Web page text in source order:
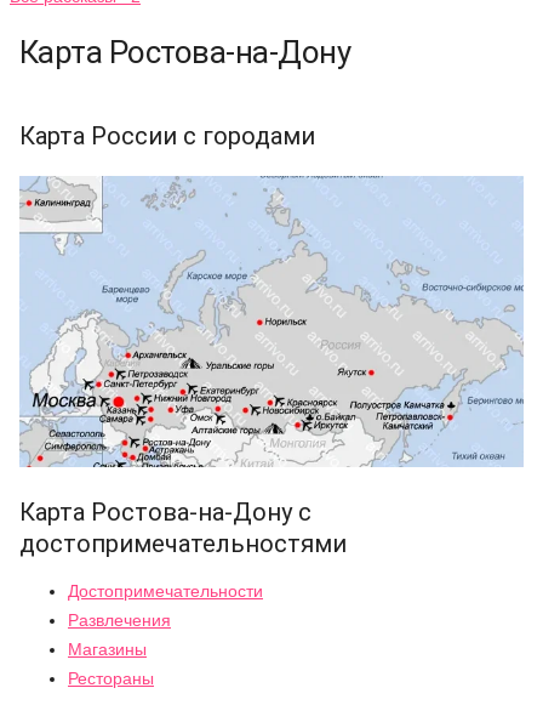
Карта Ростова-на-Дону
Карта России с городами
Карта Ростова-на-Дону с
достопримечательностями
Достопримечательности
Развлечения
Магазины
Рестораны